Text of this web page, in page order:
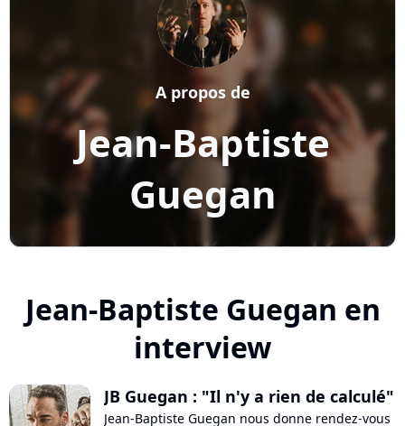
Jean-Baptiste
Guegan
A propos de
Jean-Baptiste Guegan en
interview
JB Guegan : "Il n'y a rien de calculé"
Jean-Baptiste Guegan nous donne rendez-vous